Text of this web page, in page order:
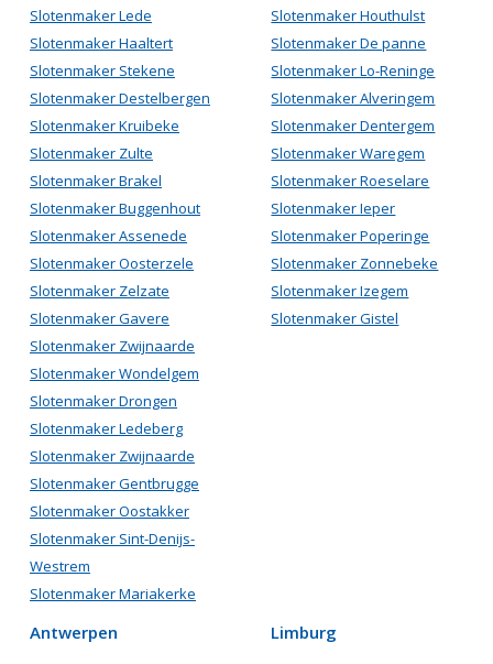
Slotenmaker Lede
Slotenmaker Haaltert
Slotenmaker Stekene
Slotenmaker Destelbergen
Slotenmaker Kruibeke
Slotenmaker Zulte
Slotenmaker Brakel
Slotenmaker Buggenhout
Slotenmaker Assenede
Slotenmaker Oosterzele
Slotenmaker Zelzate
Slotenmaker Gavere
Slotenmaker Zwijnaarde
Slotenmaker Wondelgem
Slotenmaker Drongen
Slotenmaker Ledeberg
Slotenmaker Zwijnaarde
Slotenmaker Gentbrugge
Slotenmaker Oostakker
Slotenmaker Sint-Denijs-
Westrem
Slotenmaker Mariakerke
Slotenmaker Houthulst
Slotenmaker De panne
Slotenmaker Lo-Reninge
Slotenmaker Alveringem
Slotenmaker Dentergem
Slotenmaker Waregem
Slotenmaker Roeselare
Slotenmaker Ieper
Slotenmaker Poperinge
Slotenmaker Zonnebeke
Slotenmaker Izegem
Slotenmaker Gistel
Antwerpen Limburg